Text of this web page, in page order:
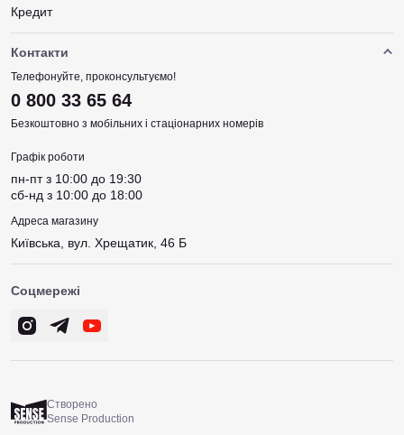
Кредит
Контакти
Телефонуйте, проконсультуємо!
0 800 33 65 64
Безкоштовно з мобільних і стаціонарних номерів
Графік роботи
пн-пт з 10:00 до 19:30
сб-нд з 10:00 до 18:00
Адреса магазину
Київська, вул. Хрещатик, 46 Б
Соцмережі
Створено
Sense Production